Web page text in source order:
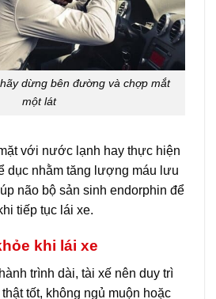
dừng bên đường và chợp mắt
một lát
với nước lạnh hay thực hiện
dục nhằm tăng lượng máu lưu
não bộ sản sinh endorphin để
tiếp tục lái xe.
khi lái xe
trình dài, tài xế nên duy trì
tốt, không ngủ muộn hoặc